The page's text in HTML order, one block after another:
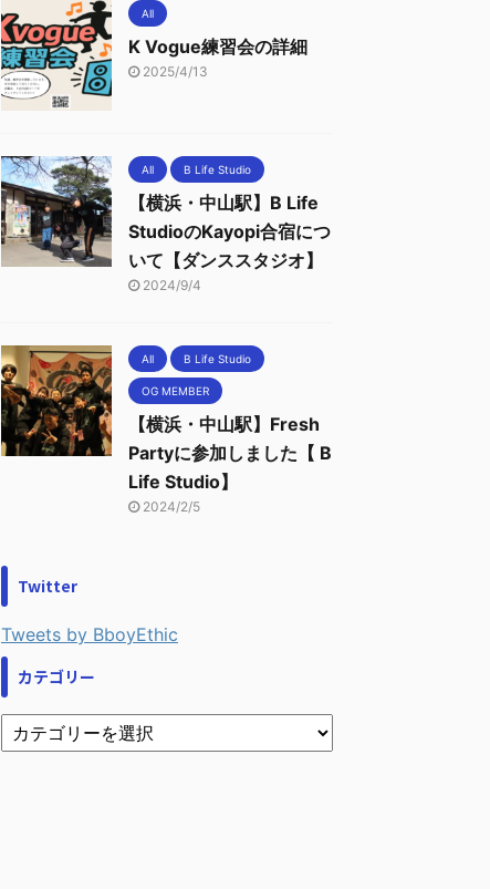
All
K Vogue練習会の詳細
2025/4/13
All B Life Studio
【横浜・中山駅】B Life
StudioのKayopi合宿につ
いて【ダンススタジオ】
2024/9/4
All B Life Studio
OG MEMBER
【横浜・中山駅】Fresh
Partyに参加しました【 B
Life Studio】
2024/2/5
Twitter
Tweets by BboyEthic
カテゴリー